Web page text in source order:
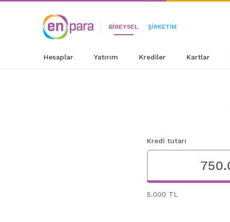
BİREYSEL ŞİRKETİM
Hesaplar Yatırım Krediler Kartlar
Kredi tutarı
5.000 TL